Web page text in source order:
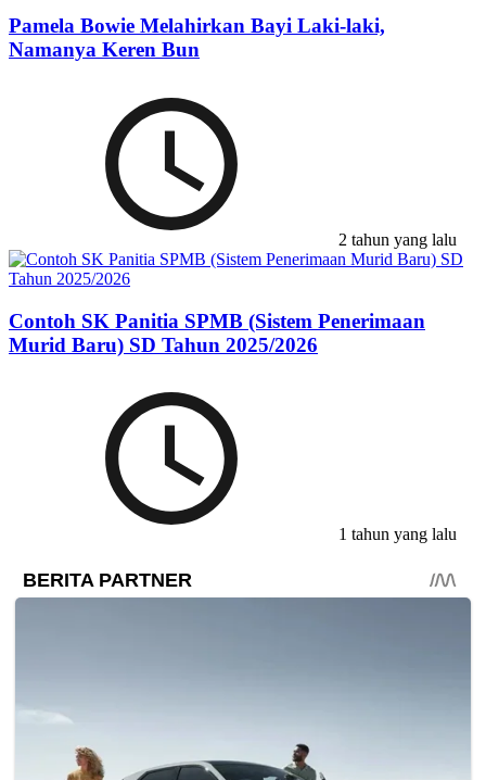
Pamela Bowie Melahirkan Bayi Laki-laki,
Namanya Keren Bun
2 tahun yang lalu
Contoh SK Panitia SPMB (Sistem Penerimaan
Murid Baru) SD Tahun 2025/2026
1 tahun yang lalu